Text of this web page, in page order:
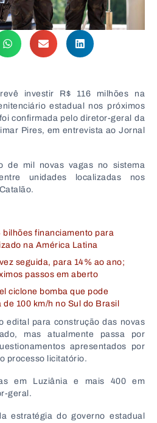
investir R$ 116 milhões na
estadual nos próximos
confirmada pelo diretor-geral da
Pires, em entrevista ao Jornal
de mil novas vagas no sistema
unidades localizadas nos
Catalão.
bilhões financiamento para
na América Latina
seguida, para 14% ao ano;
passos em aberto
ciclone bomba que pode
100 km/h no Sul do Brasil
edital para construção das novas
mas atualmente passa por
apresentados por
processo licitatório.
em Luziânia e mais 400 em
geral.
estratégia do governo estadual